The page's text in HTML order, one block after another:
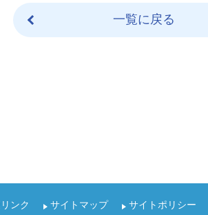
一覧に戻る
ンク サイトマップ サイトポリシー